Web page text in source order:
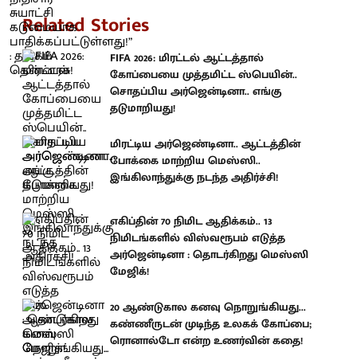
Related Stories
FIFA 2026: மிரட்டல் ஆட்டத்தால்
கோப்பையை முத்தமிட்ட ஸ்பெயின்..
சொதப்பிய அர்ஜென்டினா.. எங்கு
தடுமாறியது!
மிரட்டிய அர்ஜெண்டினா.. ஆட்டத்தின்
போக்கை மாற்றிய மெஸ்ஸி..
இங்கிலாந்துக்கு நடந்த அதிர்ச்சி!
எகிப்தின் 70 நிமிட ஆதிக்கம்.. 13
நிமிடங்களில் விஸ்வரூபம் எடுத்த
அர்ஜென்டினா : தொடர்கிறது மெஸ்ஸி
மேஜிக்!
20 ஆண்டுகால கனவு நொறுங்கியது...
கண்ணீருடன் முடிந்த உலகக் கோப்பை;
ரொனால்டோ என்ற உணர்வின் கதை!